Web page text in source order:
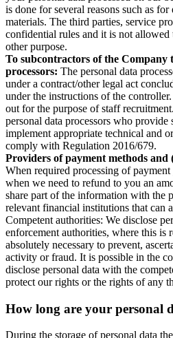
is done for several reasons such as
materials. The third parties, service
confidential rules and it is not allowed
other purpose.
To subcontractors of the Company
processors: The personal data
under a contract/other legal act
under the instructions of the
out for the purpose of staff
personal data processors who provide
implement appropriate technical and
comply with Regulation 2016/679.
Providers of payment methods
When required processing of
when we need to refund to you an
share part of the information with the
relevant financial institutions that can
Competent authorities: We disclose
enforcement authorities, where this is
absolutely necessary to prevent,
activity or fraud. It is possible in the
disclose personal data with the
protect our rights or the rights of any
How long are your personal
During the storage of personal data